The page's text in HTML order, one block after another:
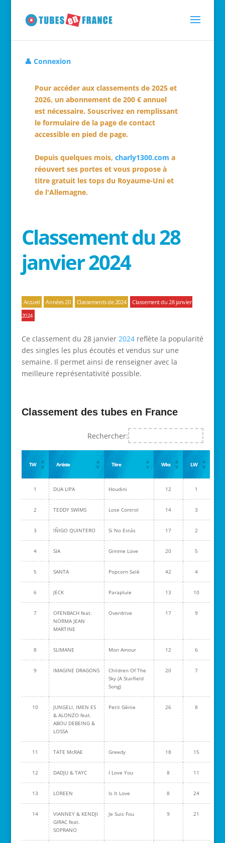
👤 Connexion
Pour accéder aux classements de 2025 et
2026, un abonnement de 200 € annuel
est nécessaire. Souscrivez en remplissant
le formulaire de la page de contact
accessible en pied de page.
Depuis quelques mois, charly1300.com a
réouvert ses portes et vous propose à
titre gratuit les tops du Royaume-Uni et
de l'Allemagne.
Classement du 28
janvier 2024
Accueil Années 20 Classements de 2024
Classement du 28 janvier
2024
Ce classement du 28 janvier 2024reflète la popularité
des singles les plus écoutés et vendus sur une
semaine. Il permet ainsi de renseigner avec la
meilleure représentativité possible.
Classement des tubes en France
Rechercher:
TW Artiste Titre Wks LW
1 DUA LIPA Houdini 12 1
2 TEDDY SWIMS Lose Control 14 3
3 IÑIGO QUINTERO Si No Estás 17 2
4 SIA Gimme Love 20 5
5 SANTA Popcorn Salé 42 4
6 JECK Parapluie 13 10
7
OFENBACH feat.
NORMA JEAN
MARTINE
Overdrive 17 9
8 SLIMANE Mon Amour 12 6
9 IMAGINE DRAGONS
Children Of The
Sky (A Starfield
Song)
20 7
10
JUNGELI, IMEN ES
& ALONZO feat.
ABOU DEBEING &
LOSSA
Petit Génie 26 8
11 TATE McRAE Greedy 18 15
12 DADJU & TAYC I Love You 8 11
13 LOREEN Is It Love 8 24
14
VIANNEY & KENDJI
GIRAC feat.
SOPRANO
Je Suis Fou 9 21